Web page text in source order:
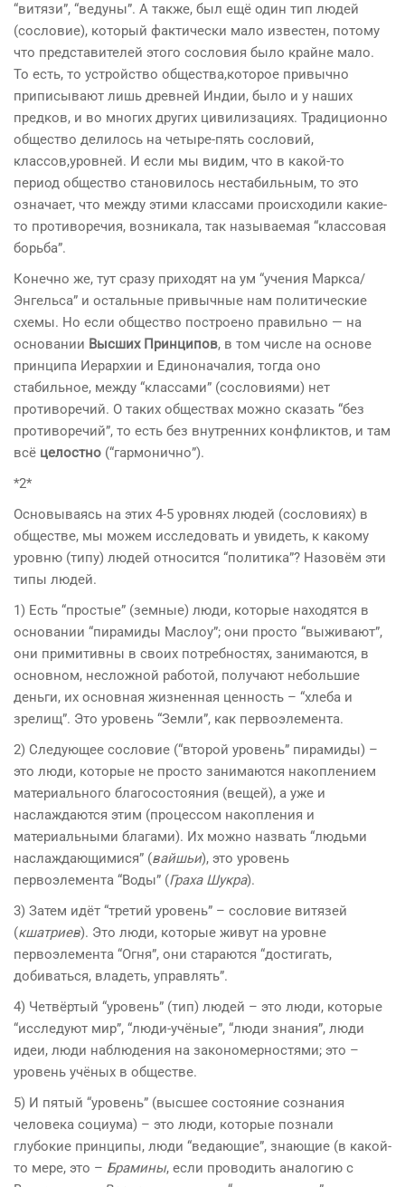
“витязи”, “ведуны”. А также, был ещё один тип людей
(сословие), который фактически мало известен, потому
что представителей этого сословия было крайне мало.
То есть, то устройство общества,которое привычно
приписывают лишь древней Индии, было и у наших
предков, и во многих других цивилизациях. Традиционно
общество делилось на четыре-пять сословий,
классов,уровней. И если мы видим, что в какой-то
период общество становилось нестабильным, то это
означает, что между этими классами происходили какие-
то противоречия, возникала, так называемая “классовая
борьба”.
Конечно же, тут сразу приходят на ум “учения Маркса/
Энгельса” и остальные привычные нам политические
схемы. Но если общество построено правильно — на
основании Высших Принципов, в том числе на основе
принципа Иерархии и Единоначалия, тогда оно
стабильное, между “классами” (сословиями) нет
противоречий. О таких обществах можно сказать “без
противоречий”, то есть без внутренних конфликтов, и там
всё целостно (“гармонично”).
*2*
Основываясь на этих 4-5 уровнях людей (сословиях) в
обществе, мы можем исследовать и увидеть, к какому
уровню (типу) людей относится “политика”? Назовём эти
типы людей.
1) Есть “простые” (земные) люди, которые находятся в
основании “пирамиды Маслоу”; они просто “выживают”,
они примитивны в своих потребностях, занимаются, в
основном, несложной работой, получают небольшие
деньги, их основная жизненная ценность – “хлеба и
зрелищ”. Это уровень “Земли”, как первоэлемента.
2) Следующее сословие (“второй уровень” пирамиды) –
это люди, которые не просто занимаются накоплением
материального благосостояния (вещей), а уже и
наслаждаются этим (процессом накопления и
материальными благами). Их можно назвать “людьми
наслаждающимися” (вайшьи), это уровень
первоэлемента “Воды” (Граха Шукра).
3) Затем идёт “третий уровень” – сословие витязей
(кшатриев). Это люди, которые живут на уровне
первоэлемента “Огня”, они стараются “достигать,
добиваться, владеть, управлять”.
4) Четвёртый “уровень” (тип) людей – это люди, которые
“исследуют мир”, “люди-учёные”, “люди знания”, люди
идеи, люди наблюдения на закономерностями; это –
уровень учёных в обществе.
5) И пятый “уровень” (высшее состояние сознания
человека социума) – это люди, которые познали
глубокие принципы, люди “ведающие”, знающие (в какой-
то мере, это – Брамины, если проводить аналогию с